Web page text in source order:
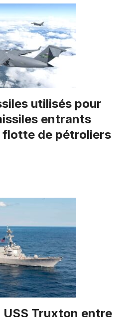
utilisés pour
entrants
flotte de pétroliers
Truxton entre